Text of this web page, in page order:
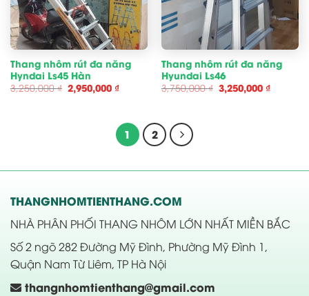
Thang nhôm rút đa năng
Hyndai Ls45 Hàn
3,250,000₫ Giá
gốc
2,950,000 ₫Giá
2,950,000 ₫.
Thang nhôm rút đa năng
Hyundai Ls46
3,750,000₫ Giá
gốc
3,250,000 ₫Giá
1 2
THANGNHOMTIENTHANG.COM
NHÀ PHÂN PHỐI THANG NHÔM LỚN NHẤT MIỀN BẮC
Số 2 ngõ 282 Đường Mỹ Đình, Phường Mỹ Đình 1,
Quận Nam Từ Liêm, TP Hà Nội
thangnhomtienthang@gmail.com